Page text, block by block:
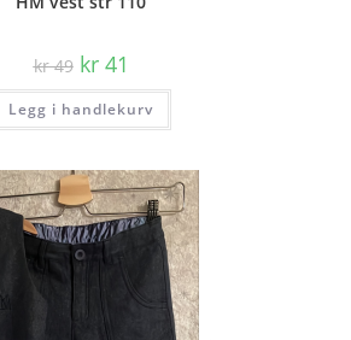
kr49 Opprinnelig
pris
var:
kr 49.
kr41
er:
kr 41.
Legg i handlekurv